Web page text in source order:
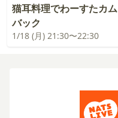
猫耳料理でわーすたカム
バック
1/18 (月) 21:30〜22:30